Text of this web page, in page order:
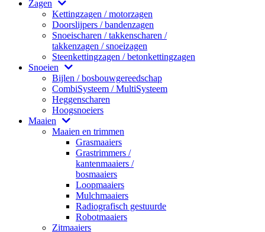
Zagen
Kettingzagen / motorzagen
Doorslijpers / bandenzagen
Snoeischaren / takkenscharen /
takkenzagen / snoeizagen
Steenkettingzagen / betonkettingzagen
Snoeien
Bijlen / bosbouwgereedschap
CombiSysteem / MultiSysteem
Heggenscharen
Hoogsnoeiers
Maaien
Maaien en trimmen
Grasmaaiers
Grastrimmers /
kantenmaaiers /
bosmaaiers
Loopmaaiers
Mulchmaaiers
Radiografisch gestuurde
Robotmaaiers
Zitmaaiers